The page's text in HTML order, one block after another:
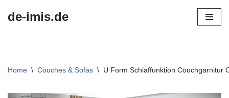
de-imis.de
Home \ Couches & Sofas \ U Form Schlaffunktion Couchgarnitur